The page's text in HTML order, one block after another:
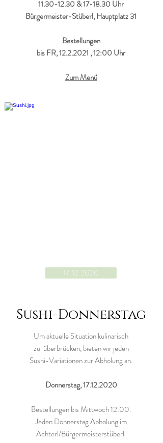
11.30-12.30 & 17-18.30 Uhr
Bürgermeister-Stüberl, Hauptplatz 31
Bestellungen
bis FR,12.2.2021 , 12:00 Uhr
Zum Menü
17.12.2020
Sushi-Donnerstag
Um aktuelle Situation kulinarisch
zu überbrücken, bieten wir jeden
Sushi-Variationen zur Abholung an.
Donnerstag,17.12.2020
Bestellungen bis Mittwoch 12:00.
Jeden Donnerstag Abholung im
Achterl/Bürgermeisterstüberl